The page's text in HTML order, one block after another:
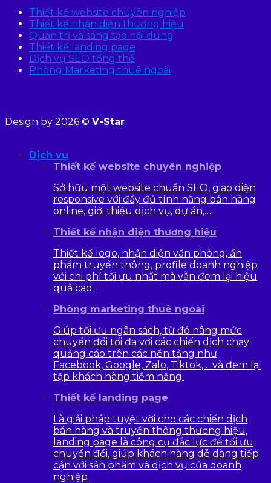
Thiết kế website chuyên nghiệp
Thiết kế nhận diện thương hiệu
Quản trị và sáng tạo nội dung
Thiết kế landing page
Dịch vụ SEO tổng thể
Phòng Marketing thuê ngoài
Design by 2026 © V-Star
Dịch vụ
Thiết kế website chuyên nghiệp
Sở hữu một website chuẩn SEO, giao diện
responsive với đầy đủ tính năng bán hàng
online, giới thiệu dịch vụ, dự án,…
Thiết kế nhận diện thương hiệu
Thiết kế logo, nhận diện văn phòng, ấn
phẩm truyền thông, profile doanh nghiệp
với chi phí tối ưu nhất mà vẫn đem lại hiệu
quả cao.
Phòng marketing thuê ngoài
Giúp tối ưu ngân sách, từ đó nâng mức
chuyển đổi tối đa với các chiến dịch chạy
quảng cáo trên các nền tảng như
Facebook, Google, Zalo, Tiktok,… và đem lại
tập khách hàng tiềm năng.
Thiết kế landing page
Là giải pháp tuyệt vời cho các chiến dịch
bán hàng và truyền thông thương hiệu,
landing page là công cụ đắc lực để tối ưu
chuyển đổi, giúp khách hàng dễ dàng tiếp
cận với sản phẩm và dịch vụ của doanh
nghiệp